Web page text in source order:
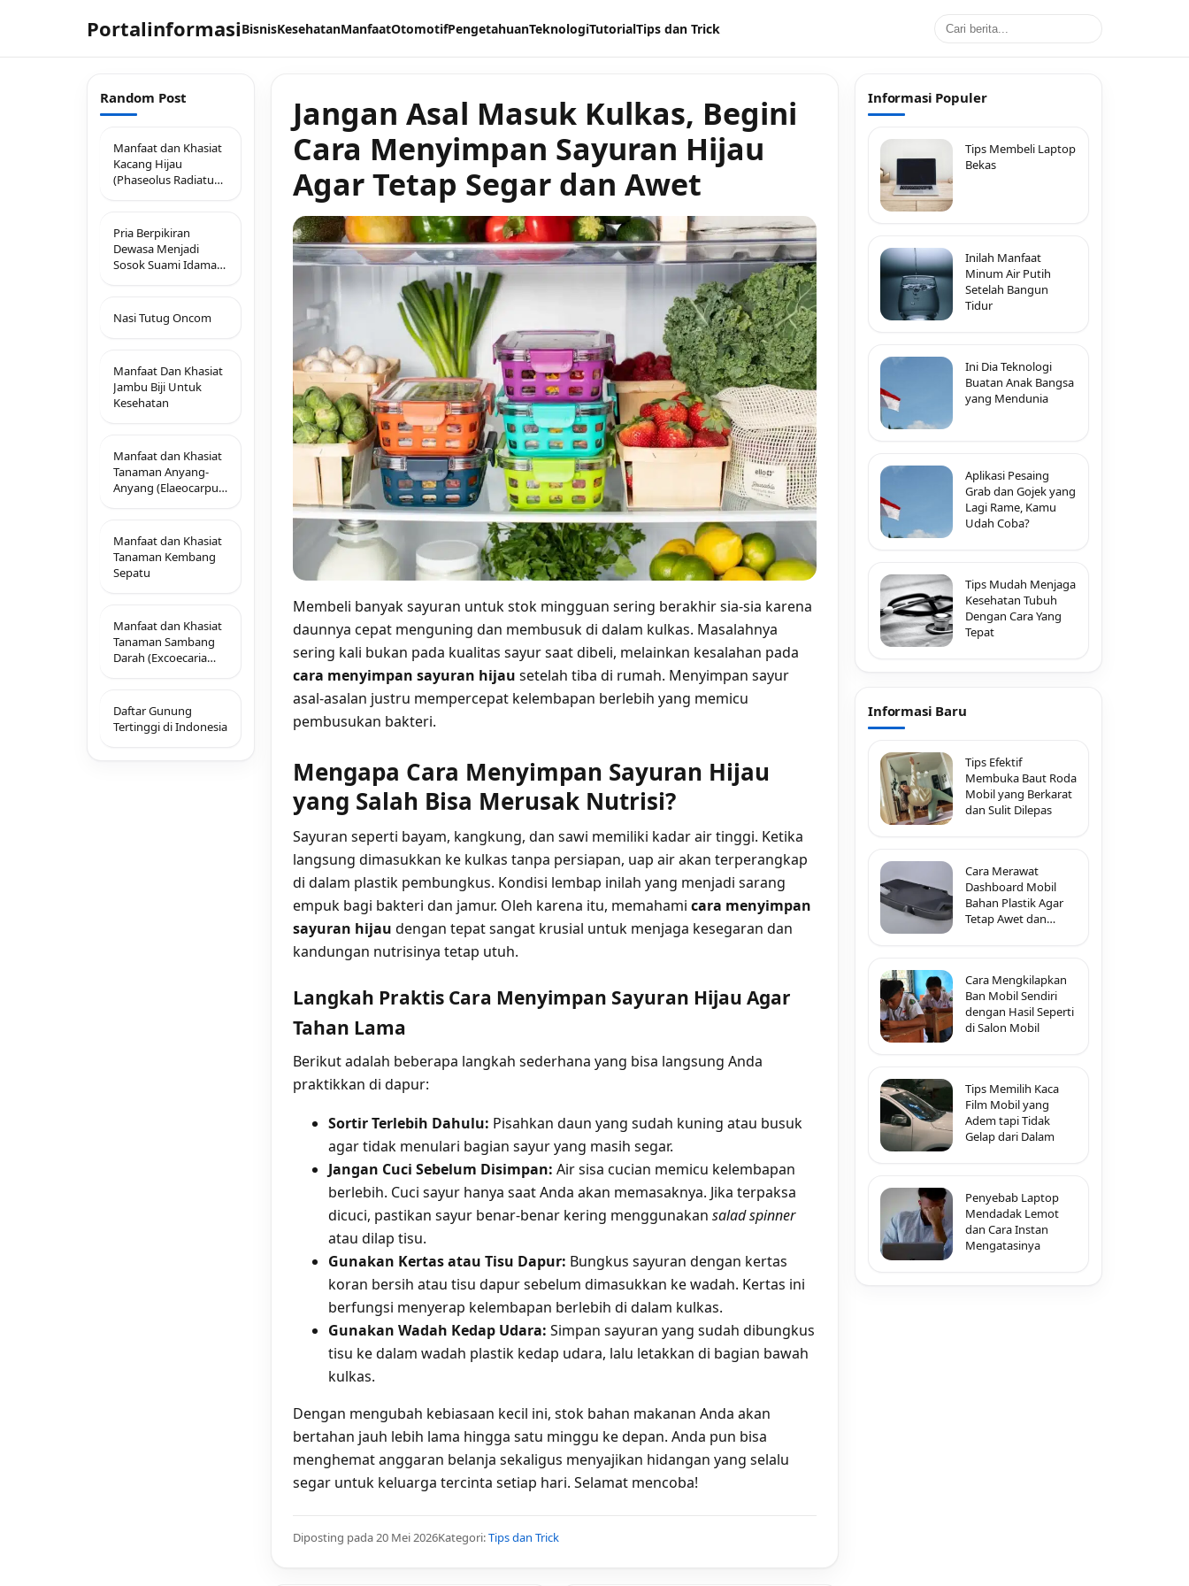
PortalinformasiBisnisKesehatanManfaatOtomotifPengetahuanTeknologiTutorialTips dan Trick
Random Post
Manfaat dan Khasiat
Kacang Hijau
(Phaseolus Radiatus
Pria Berpikiran
Dewasa Menjadi
Sosok Suami Idaman,
Nasi Tutug Oncom
Manfaat Dan Khasiat
Jambu Biji Untuk
Kesehatan
Manfaat dan Khasiat
Tanaman Anyang-
Anyang (Elaeocarpus
Manfaat dan Khasiat
Tanaman Kembang
Sepatu
Manfaat dan Khasiat
Tanaman Sambang
Darah (Excoecaria
Daftar Gunung
Tertinggi di Indonesia
Jangan Asal Masuk Kulkas, Begini
Cara Menyimpan Sayuran Hijau
Agar Tetap Segar dan Awet
Membeli banyak sayuran untuk stok mingguan sering berakhir sia-sia karena
daunnya cepat menguning dan membusuk di dalam kulkas. Masalahnya
sering kali bukan pada kualitas sayur saat dibeli, melainkan kesalahan pada
cara menyimpan sayuran hijau setelah tiba di rumah. Menyimpan sayur
asal-asalan justru mempercepat kelembapan berlebih yang memicu
pembusukan bakteri.
Mengapa Cara Menyimpan Sayuran Hijau
yang Salah Bisa Merusak Nutrisi?
Sayuran seperti bayam, kangkung, dan sawi memiliki kadar air tinggi. Ketika
langsung dimasukkan ke kulkas tanpa persiapan, uap air akan terperangkap
di dalam plastik pembungkus. Kondisi lembap inilah yang menjadi sarang
empuk bagi bakteri dan jamur. Oleh karena itu, memahami cara menyimpan
sayuran hijau dengan tepat sangat krusial untuk menjaga kesegaran dan
kandungan nutrisinya tetap utuh.
Langkah Praktis Cara Menyimpan Sayuran Hijau Agar
Tahan Lama
Berikut adalah beberapa langkah sederhana yang bisa langsung Anda
praktikkan di dapur:
Sortir Terlebih Dahulu: Pisahkan daun yang sudah kuning atau busuk
agar tidak menulari bagian sayur yang masih segar.
Jangan Cuci Sebelum Disimpan: Air sisa cucian memicu kelembapan
berlebih. Cuci sayur hanya saat Anda akan memasaknya. Jika terpaksa
dicuci, pastikan sayur benar-benar kering menggunakan salad spinner
atau dilap tisu.
Gunakan Kertas atau Tisu Dapur: Bungkus sayuran dengan kertas
koran bersih atau tisu dapur sebelum dimasukkan ke wadah. Kertas ini
berfungsi menyerap kelembapan berlebih di dalam kulkas.
Gunakan Wadah Kedap Udara: Simpan sayuran yang sudah dibungkus
tisu ke dalam wadah plastik kedap udara, lalu letakkan di bagian bawah
kulkas.
Dengan mengubah kebiasaan kecil ini, stok bahan makanan Anda akan
bertahan jauh lebih lama hingga satu minggu ke depan. Anda pun bisa
menghemat anggaran belanja sekaligus menyajikan hidangan yang selalu
segar untuk keluarga tercinta setiap hari. Selamat mencoba!
Diposting pada 20 Mei 2026Kategori:Tips dan Trick
Informasi Populer
Tips Membeli Laptop
Bekas
Inilah Manfaat
Minum Air Putih
Setelah Bangun
Tidur
Ini Dia Teknologi
Buatan Anak Bangsa
yang Mendunia
Aplikasi Pesaing
Grab dan Gojek yang
Lagi Rame, Kamu
Udah Coba?
Tips Mudah Menjaga
Kesehatan Tubuh
Dengan Cara Yang
Tepat
Informasi Baru
Tips Efektif
Membuka Baut Roda
Mobil yang Berkarat
dan Sulit Dilepas
Cara Merawat
Dashboard Mobil
Bahan Plastik Agar
Tetap Awet dan
Cara Mengkilapkan
Ban Mobil Sendiri
dengan Hasil Seperti
di Salon Mobil
Tips Memilih Kaca
Film Mobil yang
Adem tapi Tidak
Gelap dari Dalam
Penyebab Laptop
Mendadak Lemot
dan Cara Instan
Mengatasinya